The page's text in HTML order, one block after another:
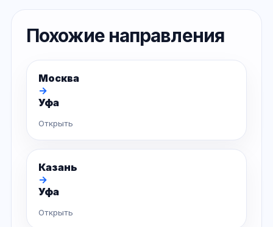
Похожие направления
Москва
→
Уфа
Открыть
Казань
→
Уфа
Открыть